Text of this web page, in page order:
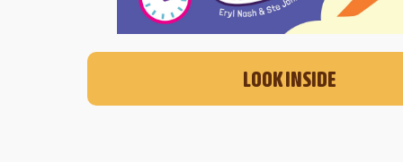
LOOK INSIDE